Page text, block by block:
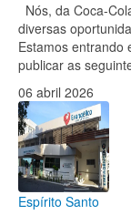
Nós, da Coca-
diversas
Estamos entrando
publicar as
06 abril 2026
Espírito Santo